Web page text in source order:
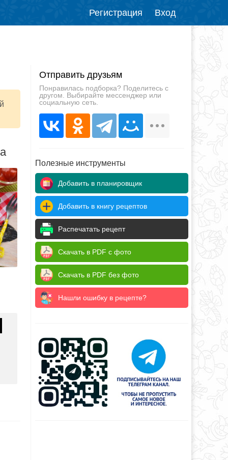
Регистрация Вход
Отправить друзьям
Понравилась подборка? Поделитесь с
другом. Выбирайте мессенджер или
социальную сеть.
Полезные инструменты
Добавить в планировщик
Добавить в книгу рецептов
Распечатать рецепт
Скачать в PDF с фото
Скачать в PDF без фото
Нашли ошибку в рецепте?